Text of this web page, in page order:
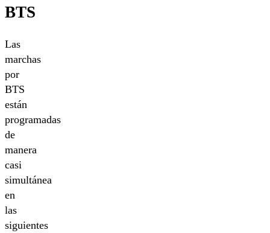
BTS
Las
marchas
por
BTS
están
programadas
de
manera
casi
simultánea
en
las
siguientes